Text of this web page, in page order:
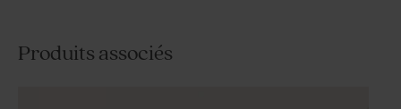
Produits associés